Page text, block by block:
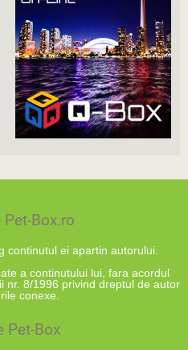
Box.ro
continutul ei apartin autorului.
a continutului lui, fara acordul
nr. 8/1996 privind dreptul de autor
conexe.
Pet-Box